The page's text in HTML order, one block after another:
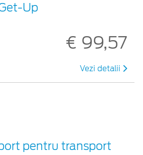
Up
€ 99,57
Vezi detalii
pentru transport